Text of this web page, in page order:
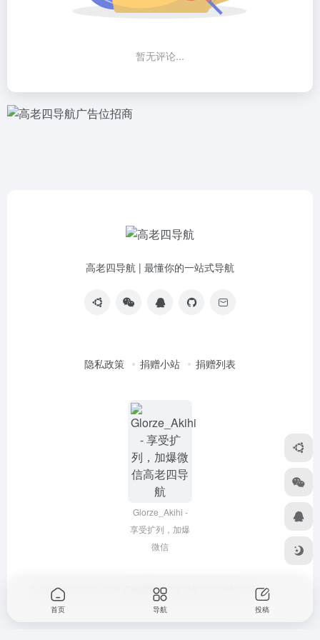
暂无评论...
高老四导航 | 最懂你的一站式导航
隐私政策 捐赠小站 捐赠列表
Glorze_Akihi -
享受扩列，加爆
微信
Copyright © 2022-2026 高老四导航 浙ICP备2020045320号-3
首页 导航 投稿